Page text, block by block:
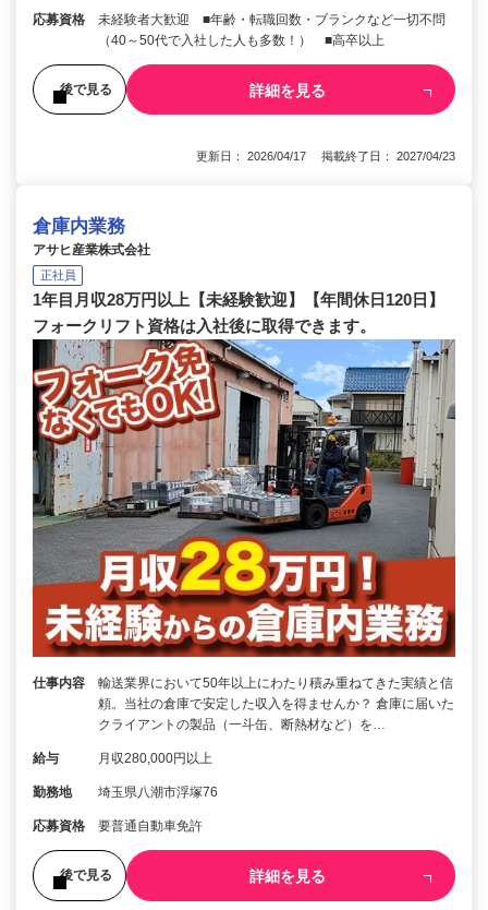
応募資格
未経験者大歓迎 ■年齢・転職回数・ブランクなど一切不問
（40～50代で入社した人も多数！） ■高卒以上
後で見る 詳細を見る
更新日： 2026/04/17 掲載終了日： 2027/04/23
倉庫内業務
アサヒ産業株式会社
正社員
1年目月収28万円以上【未経験歓迎】【年間休日120日】
フォークリフト資格は入社後に取得できます。
仕事内容
輸送業界において50年以上にわたり積み重ねてきた実績と信
頼。当社の倉庫で安定した収入を得ませんか？ 倉庫に届いた
クライアントの製品（一斗缶、断熱材など）を…
給与 月収280,000円以上
勤務地 埼玉県八潮市浮塚76
応募資格 要普通自動車免許
後で見る 詳細を見る